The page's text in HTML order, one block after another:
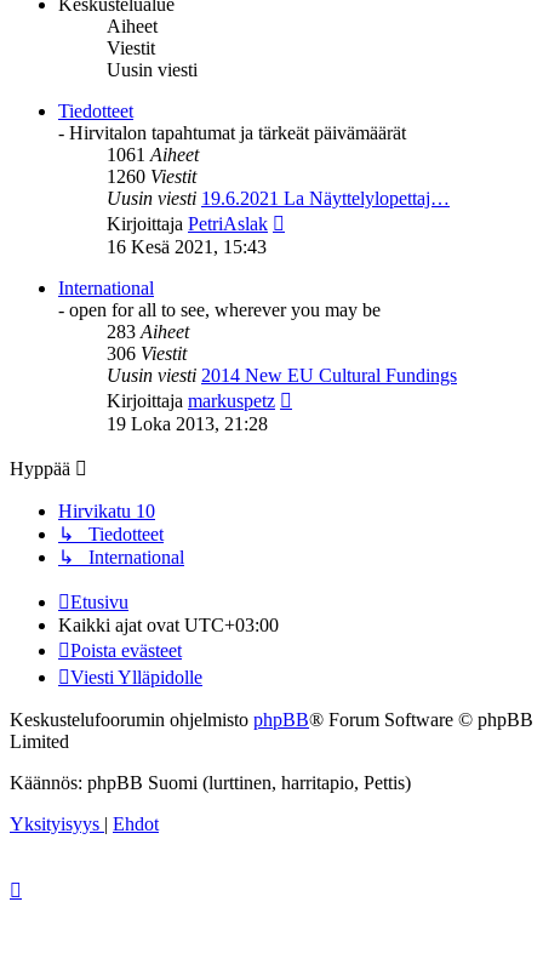
Keskustelualue
Aiheet
Viestit
Uusin viesti
Tiedotteet
- Hirvitalon tapahtumat ja tärkeät päivämäärät
1061 Aiheet
1260 Viestit
Uusin viesti 19.6.2021 La Näyttelylopettaj…
Kirjoittaja PetriAslak
16 Kesä 2021, 15:43
International
- open for all to see, wherever you may be
283 Aiheet
306 Viestit
Uusin viesti 2014 New EU Cultural Fundings
Kirjoittaja markuspetz
19 Loka 2013, 21:28
Hyppää
Hirvikatu 10
↳ Tiedotteet
↳ International
Etusivu
Kaikki ajat ovat UTC+03:00
Poista evästeet
Viesti Ylläpidolle
Keskustelufoorumin ohjelmisto phpBB® Forum Software © phpBB
Limited
Käännös: phpBB Suomi (lurttinen, harritapio, Pettis)
Yksityisyys | Ehdot